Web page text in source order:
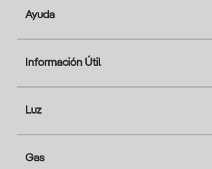
Ayuda
Información Útil
Luz
Gas